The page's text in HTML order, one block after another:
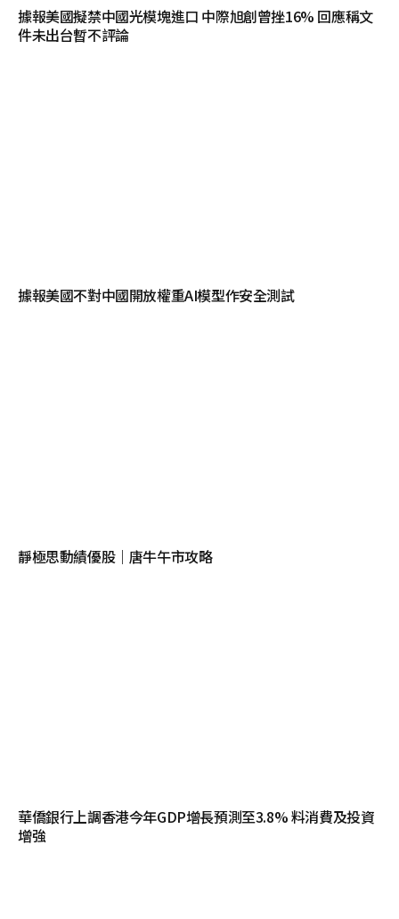
據報美國擬禁中國光模塊進口 中際旭創曾挫16% 回應稱文
件未出台暫不評論
據報美國不對中國開放權重AI模型作安全測試
靜極思動績優股｜唐牛午市攻略
華僑銀行上調香港今年GDP增長預測至3.8% 料消費及投資
增強